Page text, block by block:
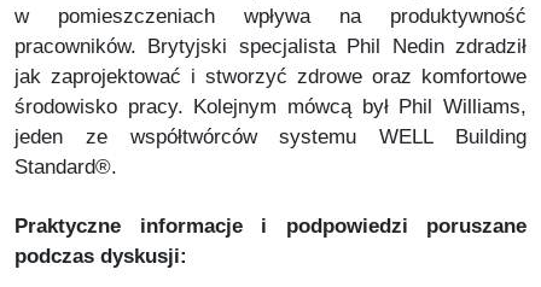
w pomieszczeniach wpływa na produktywność
pracowników. Brytyjski specjalista Phil Nedin zdradził
jak zaprojektować i stworzyć zdrowe oraz komfortowe
środowisko pracy. Kolejnym mówcą był Phil Williams,
jeden ze współtwórców systemu WELL Building
Standard®.
Praktyczne informacje i podpowiedzi poruszane
podczas dyskusji: